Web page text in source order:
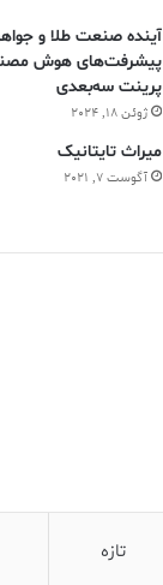
آینده صنعت طلا و
پیشرفت‌های هوش
پرینت سه‌بعدی
ژوئن 18, 2024
ميراث تايتانيک
آگوست 7, 2021
تازه